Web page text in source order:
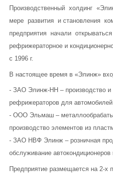
ОТОПИТЕЛИ
Webasto
Eberspacher
КОНТАКТЫ
Производственный холдинг
мере развития и становления
предприятия начали
рефрижераторное и
с 1996 г.
В настоящее время в «Элинж»
- ЗАО Элинж-НН – производство и
рефрижераторов для автомобилей
- ООО Эльмаш –
производство элементов из
- ЗАО НВФ Элинж – розничная
обслуживание
Предприятие размещается на 2-х